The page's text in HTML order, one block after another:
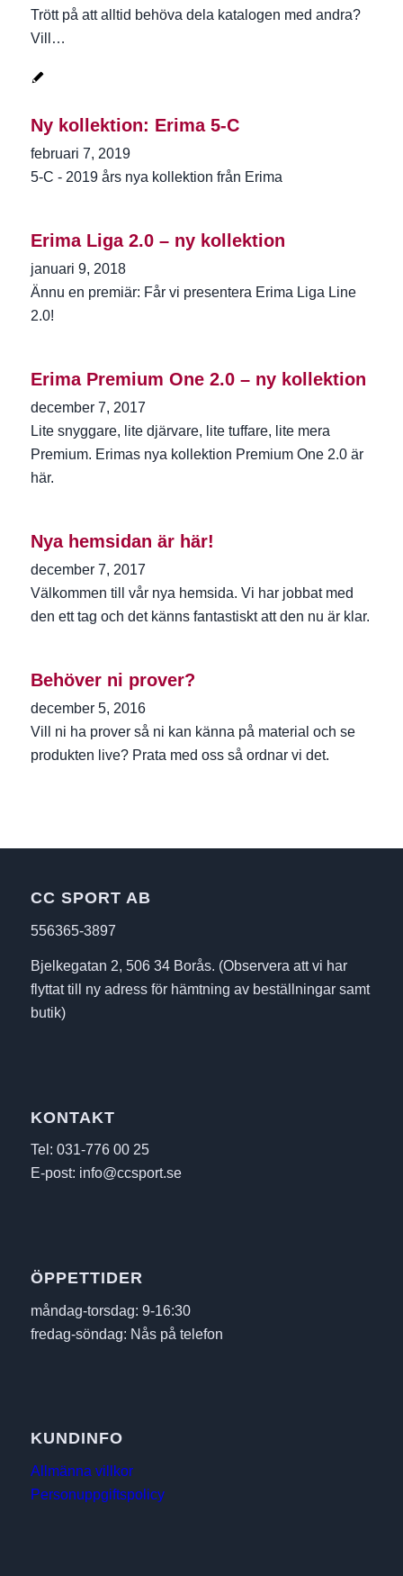
Trött på att alltid behöva dela katalogen med andra?
Vill…
Ny kollektion: Erima 5-C
februari 7, 2019
5-C - 2019 års nya kollektion från Erima
Erima Liga 2.0 – ny kollektion
januari 9, 2018
Ännu en premiär: Får vi presentera Erima Liga Line
2.0!
Erima Premium One 2.0 – ny kollektion
december 7, 2017
Lite snyggare, lite djärvare, lite tuffare, lite mera
Premium. Erimas nya kollektion Premium One 2.0 är
här.
Nya hemsidan är här!
december 7, 2017
Välkommen till vår nya hemsida. Vi har jobbat med
den ett tag och det känns fantastiskt att den nu är klar.
Behöver ni prover?
december 5, 2016
Vill ni ha prover så ni kan känna på material och se
produkten live? Prata med oss så ordnar vi det.
CC SPORT AB
556365-3897
Bjelkegatan 2, 506 34 Borås. (Observera att vi har
flyttat till ny adress för hämtning av beställningar samt
butik)
KONTAKT
Tel: 031-776 00 25
E-post: info@ccsport.se
ÖPPETTIDER
måndag-torsdag: 9-16:30
fredag-söndag: Nås på telefon
KUNDINFO
Allmänna villkor
Personuppgiftspolicy